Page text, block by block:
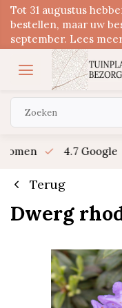
Tot 31 augustus
bestellen, maar uw
september. Lees
4.7 Google
Terug
Dwerg